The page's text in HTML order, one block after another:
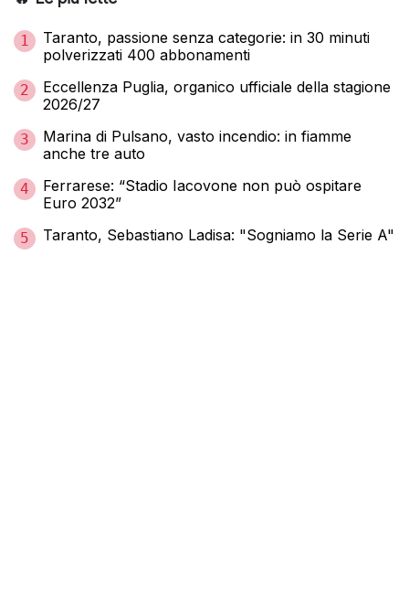
1
Taranto, passione senza categorie: in 30 minuti
polverizzati 400 abbonamenti
2
Eccellenza Puglia, organico ufficiale della stagione
2026/27
3
Marina di Pulsano, vasto incendio: in fiamme
anche tre auto
4
Ferrarese: “Stadio Iacovone non può ospitare
Euro 2032”
5 Taranto, Sebastiano Ladisa: "Sogniamo la Serie A"